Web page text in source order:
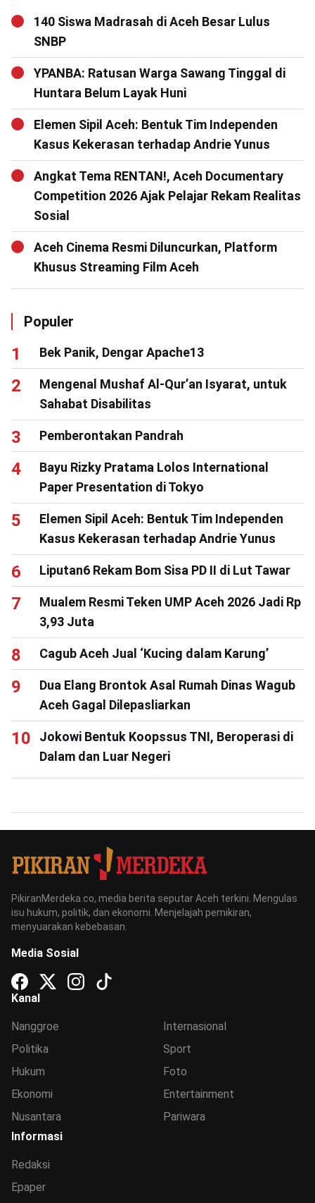
140 Siswa Madrasah di Aceh Besar Lulus
SNBP
YPANBA: Ratusan Warga Sawang Tinggal di
Huntara Belum Layak Huni
Elemen Sipil Aceh: Bentuk Tim Independen
Kasus Kekerasan terhadap Andrie Yunus
Angkat Tema RENTAN!, Aceh Documentary
Competition 2026 Ajak Pelajar Rekam Realitas
Sosial
Aceh Cinema Resmi Diluncurkan, Platform
Khusus Streaming Film Aceh
Populer
Bek Panik, Dengar Apache13
Mengenal Mushaf Al-Qur’an Isyarat, untuk
Sahabat Disabilitas
Pemberontakan Pandrah
Bayu Rizky Pratama Lolos International
Paper Presentation di Tokyo
Elemen Sipil Aceh: Bentuk Tim Independen
Kasus Kekerasan terhadap Andrie Yunus
Liputan6 Rekam Bom Sisa PD II di Lut Tawar
Mualem Resmi Teken UMP Aceh 2026 Jadi Rp
3,93 Juta
Cagub Aceh Jual ‘Kucing dalam Karung’
Dua Elang Brontok Asal Rumah Dinas Wagub
Aceh Gagal Dilepasliarkan
Jokowi Bentuk Koopssus TNI, Beroperasi di
Dalam dan Luar Negeri
PikiranMerdeka.co, media berita seputar Aceh terkini. Mengulas
isu hukum, politik, dan ekonomi. Menjelajah pemikiran,
menyuarakan kebebasan.
Media Sosial
Kanal
Nanggroe
Politika
Hukum
Ekonomi
Nusantara
Internasional
Sport
Foto
Entertainment
Pariwara
Informasi
Redaksi
Epaper